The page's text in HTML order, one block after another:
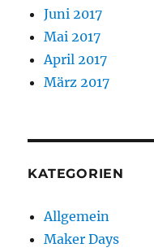
Juni 2017
Mai 2017
April 2017
März 2017
KATEGORIEN
Allgemein
Maker Days